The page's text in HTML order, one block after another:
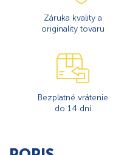
Záruka kvality a
originality tovaru
Bezplatné vrátenie
do 14 dní